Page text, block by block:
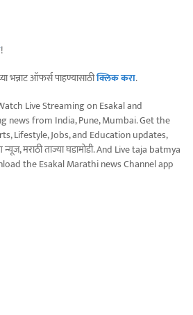
!
भन्नाट ऑफर्स पाहण्यासाठीक्लिक करा.
Live Streaming on Esakal and
news from India, Pune, Mumbai. Get the
Lifestyle, Jobs, and Education updates,
न्यूज, मराठी ताज्या घडामोडी. And Live taja batmya
the Esakal Marathi news Channel app